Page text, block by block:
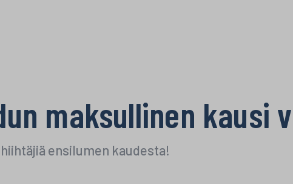
maksullinen kausi
ensilumen kaudesta!